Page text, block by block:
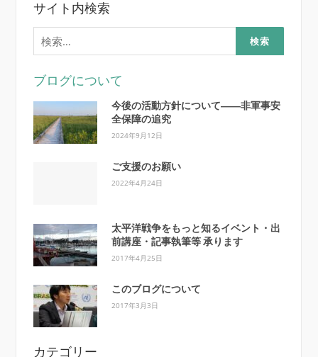
サイト内検索
検
索:
ブログについて
今後の活動方針について――非軍事安
全保障の追究
2024年9月12日
ご支援のお願い
2022年4月24日
太平洋戦争をもっと知るイベント・出
前講座・記事執筆等 承ります
2017年4月25日
このブログについて
2017年3月3日
カテゴリー